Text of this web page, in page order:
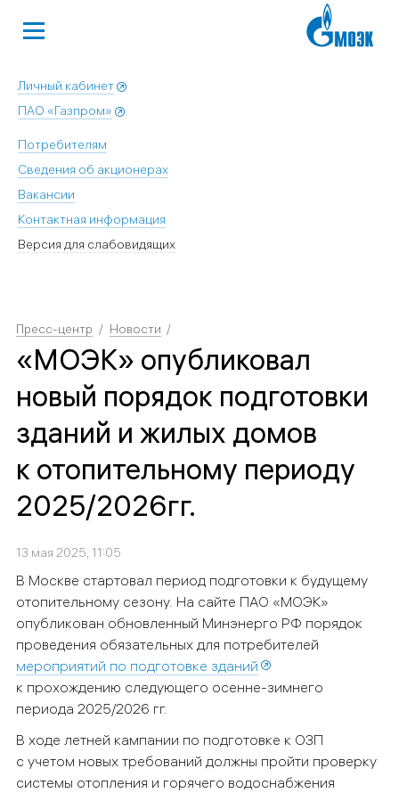
Личный кабинет
ПАО «Газпром»
Потребителям
Сведения об акционерах
Вакансии
Контактная информация
Версия для слабовидящих
Пресс-центр Новости
«МОЭК» опубликовал
новый порядок подготовки
зданий и жилых домов
к отопительному периоду
2025/2026гг.
13 мая 2025, 11:05
В Москве стартовал период подготовки к будущему
отопительному сезону. На сайте ПАО «МОЭК»
опубликован обновленный Минэнерго РФ порядок
проведения обязательных для потребителей
мероприятий по подготовке зданий
к прохождению следующего осенне-зимнего
периода 2025/2026 гг.
В ходе летней кампании по подготовке к ОЗП
с учетом новых требований должны пройти проверку
системы отопления и горячего водоснабжения